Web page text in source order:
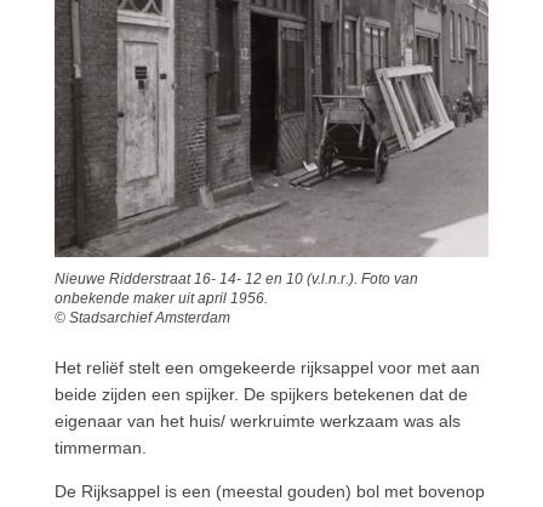
Nieuwe Ridderstraat 16- 14- 12 en 10 (v.l.n.r.). Foto van
onbekende maker uit april 1956.
© Stadsarchief Amsterdam
Het reliëf stelt een omgekeerde rijksappel voor met aan
beide zijden een spijker. De spijkers betekenen dat de
eigenaar van het huis/ werkruimte werkzaam was als
timmerman.
De Rijksappel is een (meestal gouden) bol met bovenop